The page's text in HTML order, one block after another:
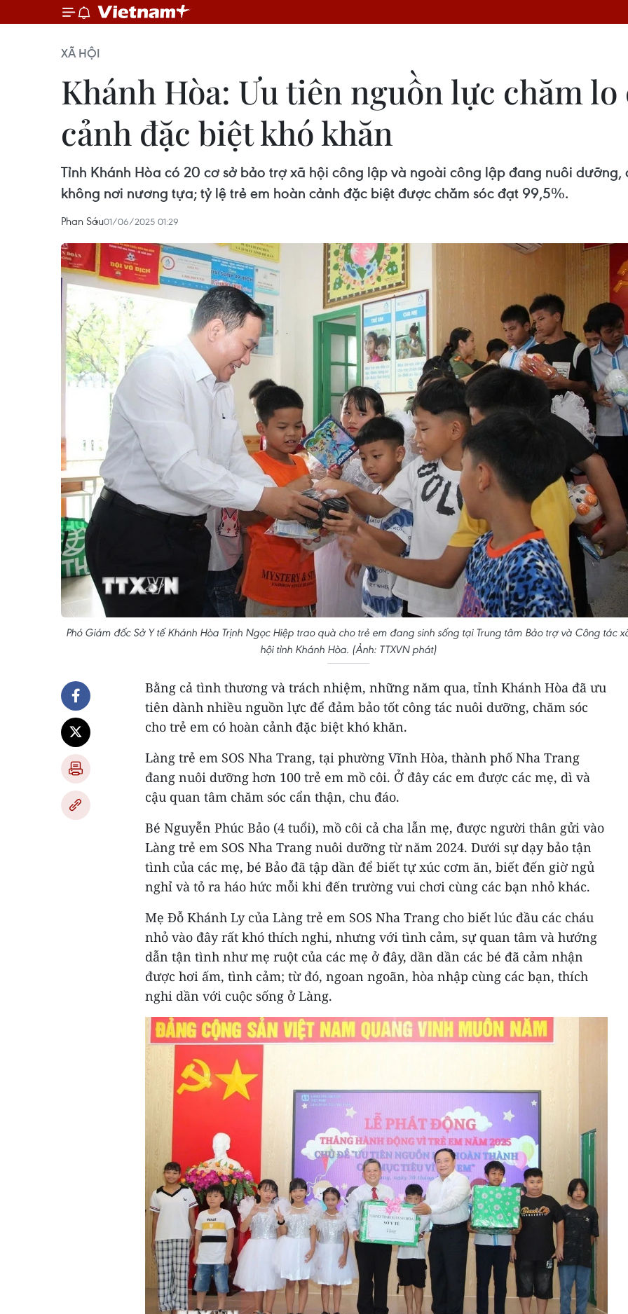
XÃ HỘI
Khánh Hòa: Ưu tiên nguồn lực chăm
cảnh đặc biệt khó khăn
Tỉnh Khánh Hòa có 20 cơ sở bảo trợ xã hội công lập và ngoài công lập đang nuôi
không nơi nương tựa; tỷ lệ trẻ em hoàn cảnh đặc biệt được chăm sóc đạt 99,5%.
Phan Sáu01/06/2025 01:29
Phó Giám đốc Sở Y tế Khánh Hòa Trịnh Ngọc Hiệp trao quà cho trẻ em đang sinh sống tại Trung tâm Bảo trợ và Công tác
hội tỉnh Khánh Hòa. (Ảnh: TTXVN phát)
Bằng cả tình thương và trách nhiệm, những năm qua, tỉnh Khánh Hòa đã ưu
tiên dành nhiều nguồn lực để đảm bảo tốt công tác nuôi dưỡng, chăm sóc
cho trẻ em có hoàn cảnh đặc biệt khó khăn.
Làng trẻ em SOS Nha Trang, tại phường Vĩnh Hòa, thành phố Nha Trang
đang nuôi dưỡng hơn 100 trẻ em mồ côi. Ở đây các em được các mẹ, dì và
cậu quan tâm chăm sóc cẩn thận, chu đáo.
Bé Nguyễn Phúc Bảo (4 tuổi), mồ côi cả cha lẫn mẹ, được người thân gửi vào
Làng trẻ em SOS Nha Trang nuôi dưỡng từ năm 2024. Dưới sự dạy bảo tận
tình của các mẹ, bé Bảo đã tập dần để biết tự xúc cơm ăn, biết đến giờ ngủ
nghỉ và tỏ ra háo hức mỗi khi đến trường vui chơi cùng các bạn nhỏ khác.
Mẹ Đỗ Khánh Ly của Làng trẻ em SOS Nha Trang cho biết lúc đầu các cháu
nhỏ vào đây rất khó thích nghi, nhưng với tình cảm, sự quan tâm và hướng
dẫn tận tình như mẹ ruột của các mẹ ở đây, dần dần các bé đã cảm nhận
được hơi ấm, tình cảm; từ đó, ngoan ngoãn, hòa nhập cùng các bạn, thích
nghi dần với cuộc sống ở Làng.